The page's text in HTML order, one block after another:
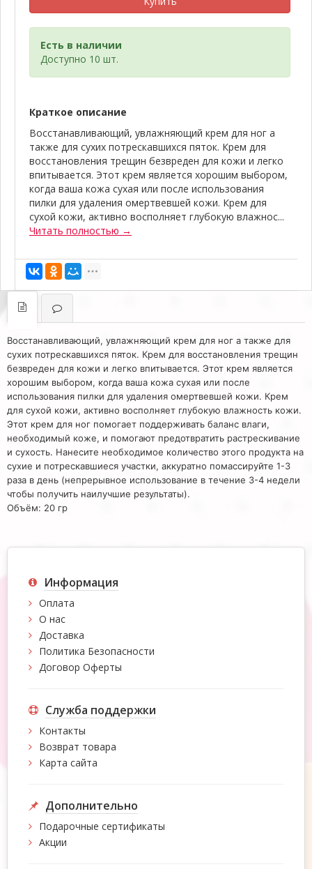
Есть в наличии
Доступно 10 шт.
Краткое описание
Восстанавливающий, увлажняющий крем для ног а
также для сухих потрескавшихся пяток. Крем для
восстановления трещин безвреден для кожи и легко
впитывается. Этот крем является хорошим выбором,
когда ваша кожа сухая или после использования
пилки для удаления омертвевшей кожи. Крем для
сухой кожи, активно восполняет глубокую влажнос...
Читать полностью →
Восстанавливающий, увлажняющий крем для ног а также для
сухих потрескавшихся пяток. Крем для восстановления трещин
безвреден для кожи и легко впитывается. Этот крем является
хорошим выбором, когда ваша кожа сухая или после
использования пилки для удаления омертвевшей кожи. Крем
для сухой кожи, активно восполняет глубокую влажность кожи.
Этот крем для ног помогает поддерживать баланс влаги,
необходимый коже, и помогают предотвратить растрескивание
и сухость. Нанесите необходимое количество этого продукта на
сухие и потрескавшиеся участки, аккуратно помассируйте 1-3
раза в день (непрерывное использование в течение 3-4 недели
чтобы получить наилучшие результаты).
Объём: 20 гр
Информация
Оплата
О нас
Доставка
Политика Безопасности
Договор Оферты
Служба поддержки
Контакты
Возврат товара
Карта сайта
Дополнительно
Подарочные сертификаты
Акции